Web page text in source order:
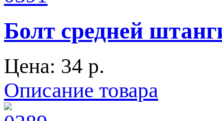
Болт средней
Цена: 34 p.
Описание товара